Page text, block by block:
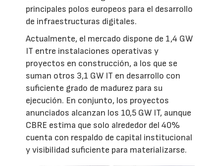
principales polos europeos para el desarrollo
de infraestructuras digitales.
Actualmente, el mercado dispone de 1,4 GW
IT entre instalaciones operativas y
proyectos en construcción, a los que se
suman otros 3,1 GW IT en desarrollo con
suficiente grado de madurez para su
ejecución. En conjunto, los proyectos
anunciados alcanzan los 10,5 GW IT, aunque
CBRE estima que solo alrededor del 40%
cuenta con respaldo de capital institucional
y visibilidad suficiente para materializarse.